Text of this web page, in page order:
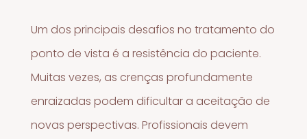
Um dos principais desafios no tratamento do
ponto de vista é a resistência do paciente.
Muitas vezes, as crenças profundamente
enraizadas podem dificultar a aceitação de
novas perspectivas. Profissionais devem